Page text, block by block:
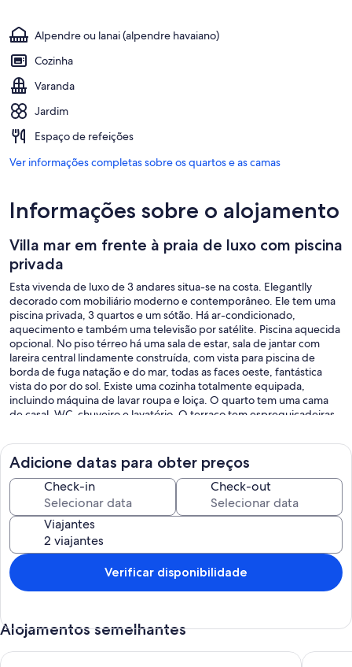
Alpendre ou lanai (alpendre havaiano)
Cozinha
Varanda
Jardim
Espaço de refeições
Ver informações completas sobre os quartos e as camas
Informações sobre o alojamento
Villa mar em frente à praia de luxo com piscina
privada
Esta vivenda de luxo de 3 andares situa-se na costa. Elegantlly
decorado com mobiliário moderno e contemporâneo. Ele tem uma
piscina privada, 3 quartos e um sótão. Há ar-condicionado,
aquecimento e também uma televisão por satélite. Piscina aquecida
opcional. No piso térreo há uma sala de estar, sala de jantar com
lareira central lindamente construída, com vista para piscina de
borda de fuga natação e do mar, todas as faces oeste, fantástica
vista do por do sol. Existe uma cozinha totalmente equipada,
incluindo máquina de lavar roupa e loiça. O quarto tem uma cama
de casal, WC, chuveiro e lavatório. O terraço tem espreguiçadeiras
casal, cama de casal com casa de banho (jacuzzi) mármore completo
com vista para o mar. Um quarto com 2 camas individuais, casa de
banho privativa com vista para o mar. Ambos têm acesso a grande
varanda, com vista para o mar com vistas deslumbrantes. No sótão é
uma sala de estudo vista para o mar com sofá-cama. O terraço
oferece uma área adequada para churrasqueira móvel para aquelas
noites quando você quer desfrutar o melhor pôr do sol em Chipre a
partir de sua casa de campo.
Mais detalhes: O aeroporto de Larnaca é de aproximadamente 2
recomendável para crianças menores de 9, se não forem
acompanhadas por um adulto) 0,40% dos clientes repetidos.
Adicione datas para obter preços
Check-in Check-out
Viajantes
Verificar disponibilidade
Alojamentos semelhantes
Lemon Grove Dio: Villa moderna e confortável localizadaLemon